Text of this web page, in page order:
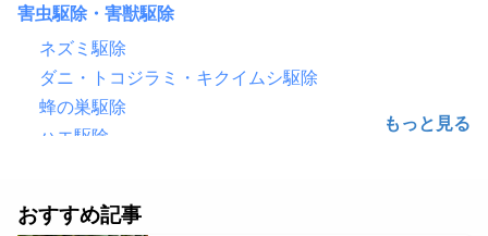
害虫駆除・害獣駆除
ネズミ駆除
ダニ・トコジラミ・キクイムシ駆除
蜂の巣駆除
ハエ駆除
シロアリ駆除
おすすめ記事